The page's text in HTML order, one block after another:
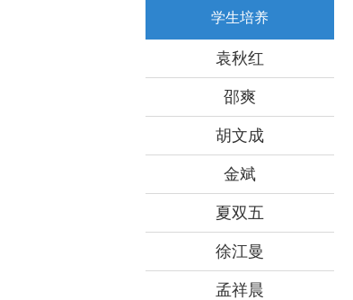
学生培养
袁秋红
​邵爽
胡文成
金斌
夏双五
​徐江曼
孟祥晨